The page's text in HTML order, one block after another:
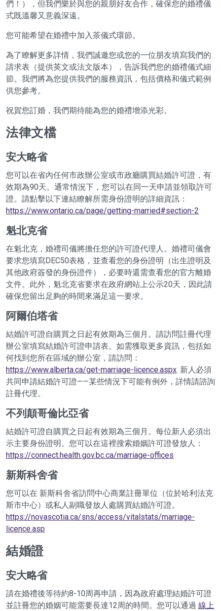
們！），但我們樂於與您的親朋好友合作，確保您的婚禮儀
式既溫馨又意義深遠。
您可能希望在婚禮中加入茶儀式環節。
為了瞭解更多詳情，我們誠邀您或您的一位朋友填寫我們的
請求表（提供英文或法文版本），告訴我們您的婚禮儀式細
節。我們將為您提供我們的服務資訊，包括價格和儀式範例
供您參考。
祝賀您訂婚，我們期待能為您的婚禮增添光彩。
法律文檔
安大略省
您可以在省內任何市政辦公室或市政廳購買結婚許可證，有
效期為90天。通常情況下，您可以在同一天申請並領取許可
證。請點擊以下連結瞭解所需身份證明的詳細資訊：
https://www.ontario.ca/page/getting-married#section-2
魁北克省
在魁北克，婚禮司儀將擔任您的許可證代理人。婚禮司儀會
要求您填寫DEC50表格，並查看您的身份證明（出生證明及
其他政府簽發的身份證件），必要時還需查看您的官方離婚
文件。此外，魁北克省要求在政府網站上公示20天，因此請
確保您留出足夠的時間來滿足這一要求。
阿爾伯塔省
結婚許可證自購買之日起有效期為三個月。請訪問註冊代理
辦公室填寫結婚許可證申請表。如需獲取更多資訊，包括如
何找到您所在區域的辦公室，請訪問：
https://www.alberta.ca/get-marriage-licence.aspx. 新人必須
共同申請結婚許可證——某些情況下可能有例外，詳情請諮詢
註冊代理。
不列顛哥倫比亞省
結婚許可證自購買之日起有效期為三個月。每位新人必須出
示主要身份證明。您可以在這裡搜索婚姻許可證發放人：
https://connect.health.gov.bc.ca/marriage-offices
新斯科舍省
您可以在 新斯科舍省訪問中心商業註冊單位（位於哈利法克
斯市中心）或私人副職發放人處購買結婚許可證。
https://novascotia.ca/sns/access/vitalstats/marriage-
licence.asp
結婚證
安大略省
請在婚禮後等待約8-10周再申請，因為政府處理結婚許可證
並註冊您的婚姻可能需要長達12周的時間。您可以通過 線上